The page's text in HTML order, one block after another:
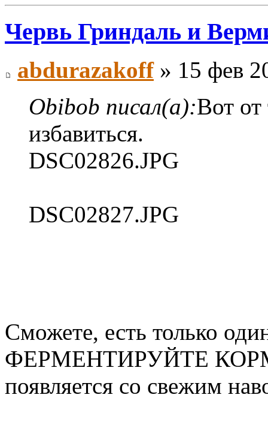
Червь Гриндаль и
abdurazakoff» 15 фев
Obibob писал(а):Вот от
избавиться.
DSC02826.JPG
DSC02827.JPG
Сможете, есть только
ФЕРМЕНТИРУЙТЕ КОРМ,
появляется со свежим